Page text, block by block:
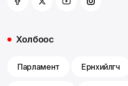
Холбоос
Парламент Ерөнхийлөгч